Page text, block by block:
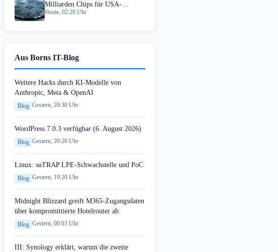
Milliarden Chips für USA-
Produktion
Heute, 02:20 Uhr
Aus Borns IT-Blog
Weitere Hacks durch KI-Modelle von
Anthropic, Meta & OpenAI
Blog Gestern, 20:30 Uhr
WordPress 7.0.3 verfügbar (6. August 2026)
Blog Gestern, 20:20 Uhr
Linux: suTRAP LPE-Schwachstelle und PoC
Blog Gestern, 19:20 Uhr
Midnight Blizzard greift M365-Zugangsdaten
über kompromittierte Hotelrouter ab
Blog Gestern, 00:03 Uhr
III: Synology erklärt, warum die zweite